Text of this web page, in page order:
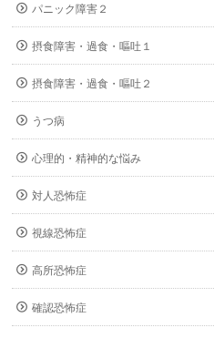
パニック障害２
摂食障害・過食・嘔吐１
摂食障害・過食・嘔吐２
うつ病
心理的・精神的な悩み
対人恐怖症
視線恐怖症
高所恐怖症
確認恐怖症